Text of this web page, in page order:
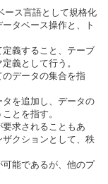
ース言語として規格化
タベース操作と、ト
義すること、テーブ
義として行う。
データの集合を指
を追加し、データの
とを指す。
求されることもあ
クションとして、秩
能であるが、他のプ